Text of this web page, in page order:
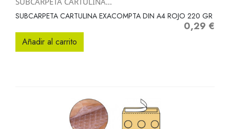
SUBCARPETA CARTULINA EXACOMPTA DIN A4 ROJO 220 GR
Precio
0,29 €
Añadir al carrito